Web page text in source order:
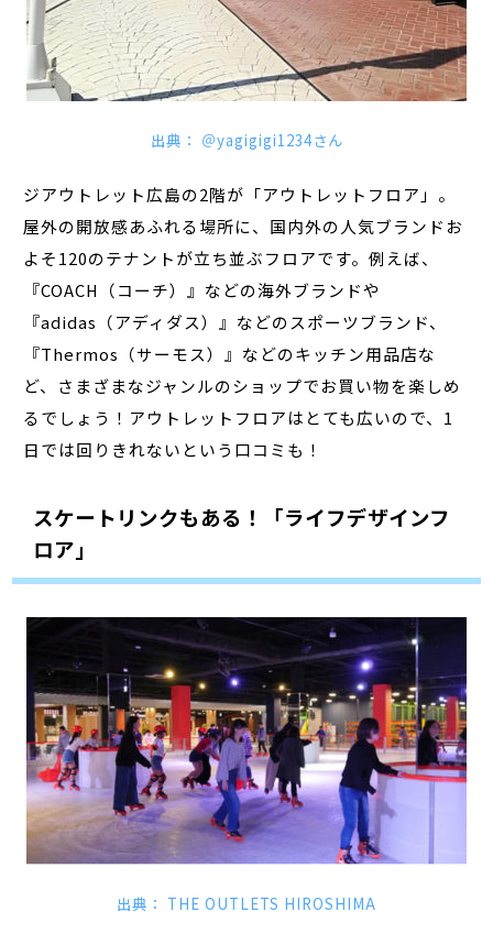
出典： ＠yagigigi1234さん
ジアウトレット広島の2階が「アウトレットフロア」。
屋外の開放感あふれる場所に、国内外の人気ブランドお
よそ120のテナントが立ち並ぶフロアです。例えば、
『COACH（コーチ）』などの海外ブランドや
『adidas（アディダス）』などのスポーツブランド、
『Thermos（サーモス）』などのキッチン用品店な
ど、さまざまなジャンルのショップでお買い物を楽しめ
るでしょう！アウトレットフロアはとても広いので、1
日では回りきれないという口コミも！
スケートリンクもある！「ライフデザインフ
ロア」
出典： THE OUTLETS HIROSHIMA